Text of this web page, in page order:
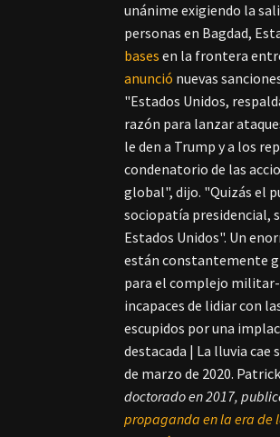
unánime exigiendo la
personas en Bagdad,
bases en la frontera
anunció nuevas
"Estados Unidos,
razón para lanzar
le den a Trump y a los
condenatorio de las
global", dijo. "Quizás el
sociopatía presidencial,
Estados Unidos". Un
están constantemente
para el complejo militar-
incapaces de lidiar con
escupidos por una
destacada | La lluvia cae
de marzo de 2020.
doctorado en 2017,
propaganda en la era de